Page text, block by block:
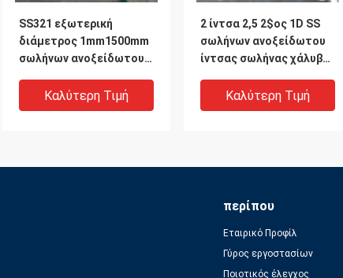
SS321 εξωτερική
διάμετρος 1mm1500mm
σωλήνων ανοξείδωτου
2,5 ίντσας
Καλύτερη Τιμή
2 ίντσα 2,5 2$ος 1D SS
σωλήνων ανοξείδωτου
ίντσας σωλήνας χάλυβα
Καλύτερη Τιμή
περίπου
Εταιρικό Προφίλ
Γύρος εργοστασίων
Ποιοτικός έλεγχος